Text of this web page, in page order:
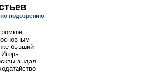
подозрению
бывший
выдал